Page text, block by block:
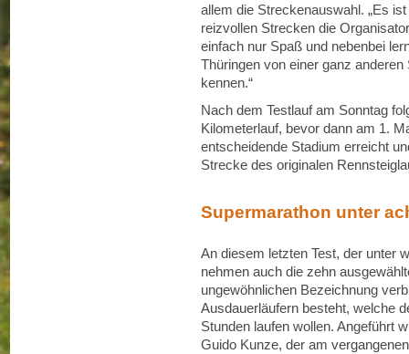
allem die Streckenauswahl. „Es
reizvollen Strecken die
einfach nur Spaß und nebenbei
Thüringen von einer ganz
kennen.“
Nach dem Testlauf am Sonntag
Kilometerlauf, bevor dann am 1.
entscheidende Stadium erreicht
Strecke des originalen
Supermarathon unter
An diesem letzten Test, der unter
nehmen auch die zehn
ungewöhnlichen Bezeichnung
Ausdauerläufern besteht, welche
Stunden laufen wollen. Angeführt
Guido Kunze, der am